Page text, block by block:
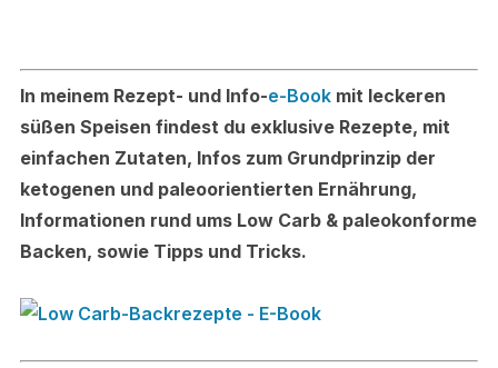
In meinem Rezept- und Info-e-Bookmit leckeren
süßen Speisen findest du exklusive Rezepte, mit
einfachen Zutaten, Infos zum Grundprinzip der
ketogenen und paleoorientierten Ernährung,
Informationen rund ums Low Carb & paleokonforme
Backen, sowie Tipps und Tricks.